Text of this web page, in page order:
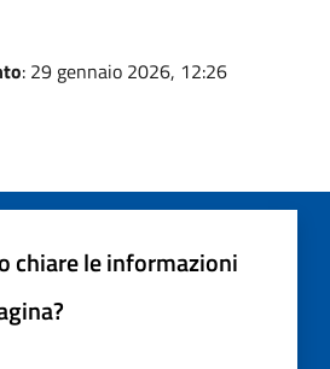
: 29 gennaio 2026, 12:26
chiare le informazioni